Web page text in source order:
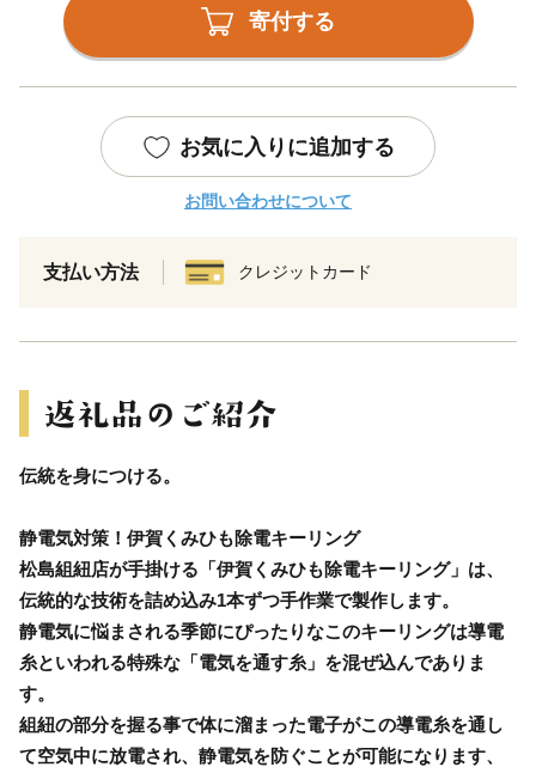
寄付する
お気に入りに追加する
お問い合わせについて
支払い方法 クレジットカード
伝統を身につける。
静電気対策！伊賀くみひも除電キーリング
松島組紐店が手掛ける「伊賀くみひも除電キーリング」は、
伝統的な技術を詰め込み1本ずつ手作業で製作します。
静電気に悩まされる季節にぴったりなこのキーリングは導電
糸といわれる特殊な「電気を通す糸」を混ぜ込んでありま
す。
組紐の部分を握る事で体に溜まった電子がこの導電糸を通し
て空気中に放電され、静電気を防ぐことが可能になります、